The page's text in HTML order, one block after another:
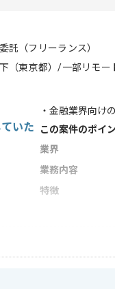
託（フリーランス）
（東京都）/一部リモー
いた
・金融業界向け
この案件のポイ
業界
業務内容
特徴